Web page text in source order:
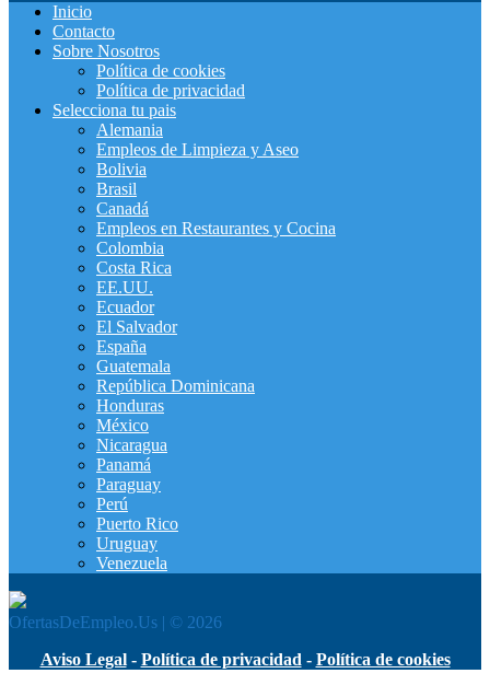
Inicio
Contacto
Sobre Nosotros
Política de cookies
Política de privacidad
Selecciona tu pais
Alemania
Empleos de Limpieza y Aseo
Bolivia
Brasil
Canadá
Empleos en Restaurantes y Cocina
Colombia
Costa Rica
EE.UU.
Ecuador
El Salvador
España
Guatemala
República Dominicana
Honduras
México
Nicaragua
Panamá
Paraguay
Perú
Puerto Rico
Uruguay
Venezuela
OfertasDeEmpleo.Us | © 2026
Aviso Legal- Política de privacidad - Política de cookies